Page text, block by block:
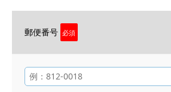
郵便番号 必須